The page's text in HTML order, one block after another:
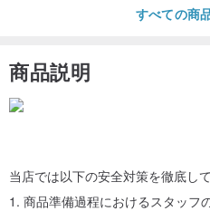
すべての商
商品説明
当店では以下の安全対策を徹底して
1. 商品準備過程におけるスタッフ